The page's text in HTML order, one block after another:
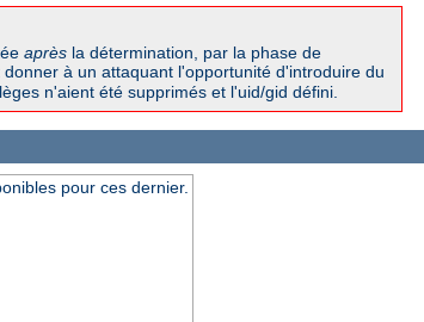
après la détermination, par la phase de
à un attaquant l'opportunité d'introduire du
n'aient été supprimés et l'uid/gid défini.
pour ces dernier.